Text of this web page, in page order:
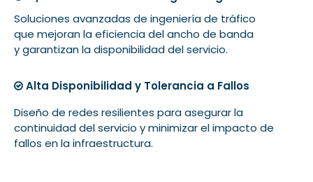
Soluciones avanzadas de ingeniería de tráfico
que mejoran la eficiencia del ancho de banda
y garantizan la disponibilidad del servicio.
Alta Disponibilidad y Tolerancia a Fallos
Diseño de redes resilientes para asegurar la
continuidad del servicio y minimizar el impacto de
fallos en la infraestructura.